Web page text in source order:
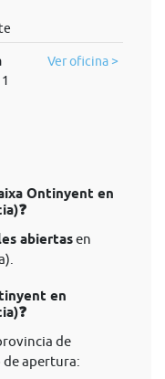
Ver oficina >
Ontinyent en
abiertasen
en
de
apertura: